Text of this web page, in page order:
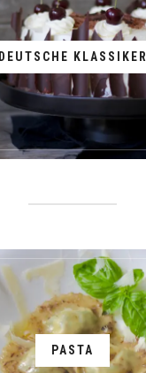
DEUTSCHE KLASSIKER
PASTA